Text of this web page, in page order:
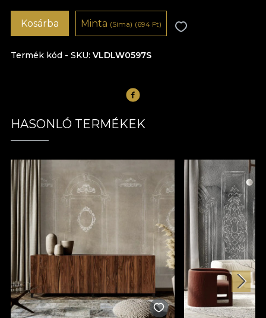
Termék kód - SKU VLDLW0597S
Kosárba Minta (Sima) (694 Ft)
HASONLÓ TERMÉKEK